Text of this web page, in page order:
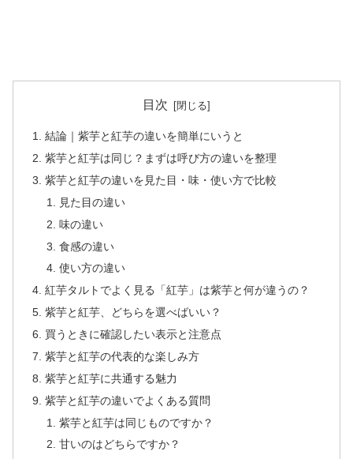
目次
結論｜紫芋と紅芋の違いを簡単にいうと
紫芋と紅芋は同じ？まずは呼び方の違いを整理
紫芋と紅芋の違いを見た目・味・使い方で比較
見た目の違い
味の違い
食感の違い
使い方の違い
紅芋タルトでよく見る「紅芋」は紫芋と何が違うの？
紫芋と紅芋、どちらを選べばいい？
買うときに確認したい表示と注意点
紫芋と紅芋の代表的な楽しみ方
紫芋と紅芋に共通する魅力
紫芋と紅芋の違いでよくある質問
紫芋と紅芋は同じものですか？
甘いのはどちらですか？